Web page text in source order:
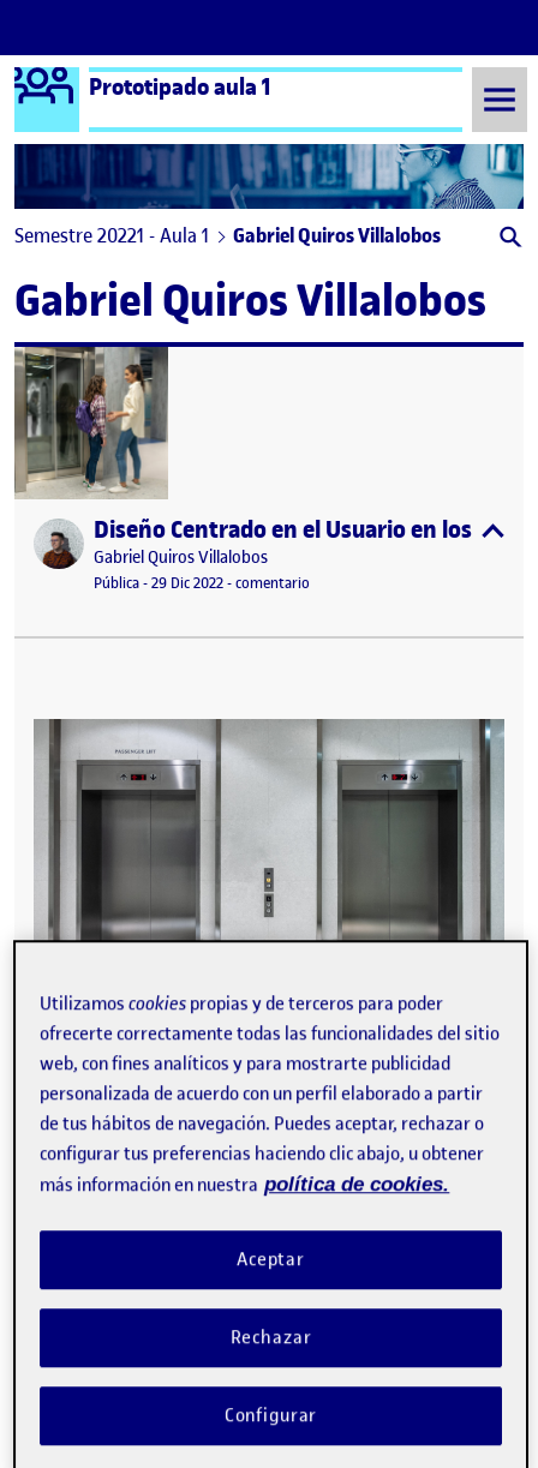
Saltar al contenido
Logo Ágora
Prototipado aula 1
Semestre 20221 - Aula 1 Gabriel Quiros Villalobos
Gabriel Quiros Villalobos
Publicado porDiseño Centrado en el Usuario en los
Publicado por
Gabriel Quiros Villalobos
Visibilidad:
Pública-Fecha de publicación
29 Dic 202229 diciembre, 2022 6:01 am
-comentario
A continuacion dejo el informe realizado para esta
presentacion.
Utilizamoscookies propias y de terceros para poder
ofrecerte correctamente todas las funcionalidades del sitio
web, con fines analíticos y para mostrarte publicidad
personalizada de acuerdo con un perfil elaborado a partir
de tus hábitos de navegación. Puedes aceptar, rechazar o
configurar tus preferencias haciendo clic abajo, u obtener
más información en nuestra política de cookies.
Rechazar
Aceptar
Configurar